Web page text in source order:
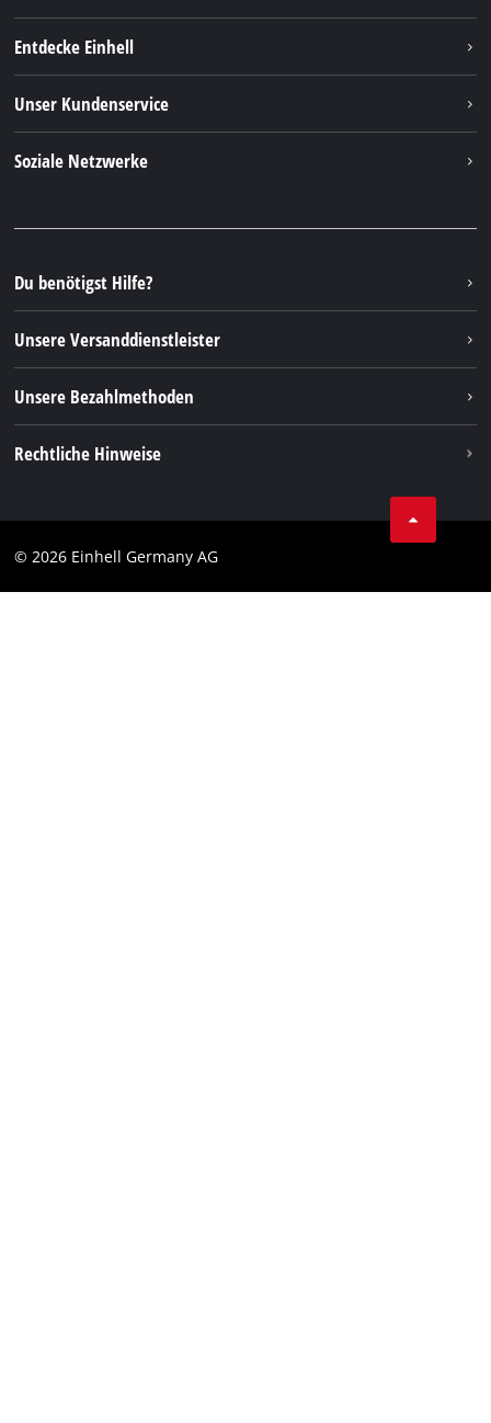
Entdecke Einhell
Nachhaltigkeit
Unser Kundenservice
FAQs
Verpackungsrichtlinien
Hinweise zur Batterieentsorgung
Vertrag widerrufen
Soziale Netzwerke
Instagram
TikTok
Pinterest
Du benötigst Hilfe?
Unsere Versanddienstleister
Unsere Bezahlmethoden
Rechtliche Hinweise
Impressum
© 2026 Einhell Germany AG